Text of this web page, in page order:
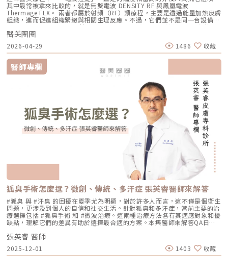
失。建議選擇成分單純、無香精與酒精的保濕與修護產品（如玻尿酸、神經
醯胺），協助維持肌膚修復所需的穩定環境。2. 落實防曬措施術後肌膚對紫
外線較為敏感，建議使用足夠防曬係數（如 SPF30–50 以上），並搭配帽
子、陽傘等物理性防曬，以降低色素沉澱的風險。3. 避免刺激性保養於恢復
期間內，應暫停使用酸類（如果酸、水楊酸）、A醇、去角質及高刺激性美
白產品。實際恢復時間會依療程種類與個人膚況不同，建議依照醫師指示逐
步恢復日常保養。毛孔粗大常見問題Q&A Q1：做完醫美，毛孔就可以「完
全消失」嗎？ 這是不切實際的期望喔！毛孔是皮膚正常的生理結構，不可
能完全消失不見。醫美療程的目標是讓變大、變形毛孔「縮小、變淺」，讓
肌膚在視覺上達到平滑、細緻的效果，也就是俗稱的「水煮蛋肌」狀態。
Q2：打雷射縮毛孔，皮膚會不會越打越薄？ 正確的雷射治療不但不會讓皮
膚變薄，反而會因為刺激真皮層膠原蛋白新生，讓肌膚變得更厚實、更有彈
性！但前提是「間隔時間要充足」且「能量掌控得當」，過度頻繁的施打才
有可能破壞皮膚屏障。Q3：改善毛孔粗大，通常需要打幾次才有效？ 醫美
不是變魔術，通常需要一個「療程」的規劃。以皮秒雷射或微針電波為例，
通常會建議進行 3~5 次（每次間隔約 4~6 週）為一個完整療程。不過，多
數人在第 2 次治療後，就會感覺到上妝變得服貼、出油量減少的明顯變化
了。Q4：我是容易泛紅的敏感肌或酒糟肌，也能做醫美縮毛孔嗎？需經醫
師審慎評估。敏感肌或酒糟肌因皮膚屏障較脆弱，若在發炎尚未穩定的情況
下進行高能量雷射，可能增加泛紅加劇或刺激反應的風險。因此治療重點通
常會先放在「穩定膚況與降低發炎反應」，並依個別狀況調整可能的誘發因
素。待肌膚穩定後，再由醫師評估選擇較溫和的療程，例如微針類療程或能
量可精準控制的微針電波，以循序漸進方式改善毛孔粗大與膚質細緻度。
Q5：我平常有在擦酸類或A醇縮毛孔，做醫美前後需要停用嗎？建議暫停使
用，但實際時間需依療程種類與個人膚況調整。酸類（如果酸、水楊酸）與
A醇會促進角質代謝，可能在療程前後增加肌膚敏感度，使刺激反應（如泛
紅、乾燥）加劇，並提高色素沉澱的風險。一般常見建議為：療程前約3–7
天暫停使用，術後約1–2週再視肌膚修復狀況逐步恢復。但實際仍應依醫師
評估為準。在停用期間，建議以溫和清潔、加強保濕與修護（如玻尿酸、神
經醯胺等），並落實防曬措施，協助肌膚穩定修復。擺脫毛孔焦慮，找回平
滑自信肌對抗毛孔粗大是一場長期抗戰，它需要你改變不良的生活習慣、建
立正確的居家保養觀念，並適時借助醫美科技的強大力量來突破瓶頸。現在
的醫美技術已經能為各種膚況提供客製化的解決方案，如果不確定自己到底
是屬於哪一種毛孔類型，或者不知道該從哪一個療程下手，建議直接安排時
間到專業的醫美診所進行諮詢。透過醫師的專業評估，甚至搭配高階的肌膚
檢測儀器，才能為你規劃出最精準、最不走冤枉路的縮毛孔計畫！★溫馨提
護與機械式震動相結合的方式，讓斑點代謝更有感，也讓治療成果更直觀。
誰適合做 Reepot？讓你一眼就能找到自己的定位Reepot 特別適合以下肌
膚需求： 曬斑、雀斑、老人斑、顴骨母斑 膚色暗沉不均，看起來不夠乾淨
或偏敏感，不敢嘗試侵略性太高的治療Reepot AI時光雷射的效果：一次能
改善什麼？以下為臨床上常見改善情況（效果因個人皮膚而異）： 斑點淡
化明顯 膚色提亮、均勻度提升 老人斑變淡、邊界變柔和 妝感變乾淨，妝更
貼更亮 肌膚質地有細緻感Reepot 術後恢復期與照護指南Reepot 最大優勢
之一就是修復期短。常見反應淡淡泛紅：1–3 天斑點結痂／色素加深：3–7
天代謝期：1–2 週術前事項1. 治療部位若有傷口、感染或過敏發炎需等肌膚
恢復後再施作。2. 有心律調節器、光敏感或慢性疾病者需由醫師評估安全
性。3. 孕婦、哺乳者與近期使用光敏藥物者不建議進行光電療程。4. 三個
月內做過深層換膚或磨皮者需與醫師確認治療時機。5. 術前請避免日曬並停
止酸類、去角質與刺激性保養品。這些都有助於減少反黑。術後照護1. 人工
皮需連續貼著約 14 天且不可自行撕除。2. 若人工皮翹起或濕潤可加貼更大
片人工皮加強固定。3. 術後兩週內避免三溫暖、蒸氣、劇烈流汗與飲酒。4.
請按時回診由專業人員移除人工皮並檢查膚況。5. 如出現紅腫、刺癢或滲出
應立即聯絡診所處理。6. 色素代謝期間避免使用磨砂、卸妝棉與去角質產
品。7. 修復期需加強保濕並確實做好防曬。Reepot 的優勢到底在哪？與傳
準 舒適度 熱感明顯，需敷麻 即時冷卻系統，可不需敷麻 反黑風險 較高 較
理多種斑點 療程次數 修復期 可能需多次，修復期較長 單次有感改善、修復
期更短 適合性 適合多數色斑但風險略高 適合希望快速、低風險改善的族群
Reepot AI時光雷射禁忌症以下情況在接受 Reepot 治療時需特別注意，需
由醫療人員審慎評估：1. 具有光敏感體質或正在使用感光藥物者若皮膚對光
線反應特別強烈，或正在使用會增加光敏性的藥物，治療後發生刺激或色素
反應的風險較高。2. 三個月內曾使用口服 A 酸A 酸會影響皮膚角質更新與
修復速度，使治療後的反應加劇，因此仿單建議需完全停藥至少三個月。3.
最近三到六個月內接受過填補注射包括玻尿酸、洢蓮絲、舒顏萃等填充劑，
為避免能量影響填充物穩定性，需由醫療人員評估治療時機。4. 三個月內接
受過磨皮或其他侵入性治療若表皮尚未完全恢復，過早進行雷射可能造成過
度刺激或延長恢復期。5. 懷孕與哺乳期間仿單中明確列為需避免的狀況，主
要基於安全性與荷爾蒙變動的不確定性雖然非侵入性，但仍建議暫緩治療。
效。不同部位需要不同探頭、不同深度與不同發數，醫師必須依照臉型、脂
肪厚度、骨架與皮膚狀況去規劃。打錯層次、能量過高或發數不合適，都可
能影響效果與安全性。電波、音波、傳統拉皮手術差異表 項目 電波拉提 音
波拉提 傳統拉皮手術 療程原理 使用RF射頻能量，透過熱能刺激膠原蛋白收
縮與新生 使用聚焦式超音波能量，將熱能聚焦到特定深度，刺激組織收縮
與膠原蛋白新生 透過外科手術方式，移除多餘皮膚，並重新拉提、固定鬆
弛組織 作用方向 偏向皮膚緊緻、細紋、膚質與鬆弛感改善 偏向深層支撐、
輪廓拉提、下顎線與嘴邊肉改善 偏向明顯鬆弛、下垂組織與多餘皮膚的結
構性改善 常見作用層次 真皮層、皮下組織，依儀器與能量設定不同 真皮
層、皮下組織、筋膜層等不同深度，依探頭與機型不同 皮膚、皮下組織、
肉、下顎線模糊、臉部下垂感 改善明顯鬆弛、下垂與多餘皮膚，拉提幅度
通常較明顯 適合對象 皮膚開始鬆、細紋變多、毛孔或膚質變粗、想讓臉看
起來更緊緻的人 輪廓開始下垂、嘴邊肉明顯、下顎線不清楚、下半臉變重
型、能量與個人耐受度，可能不需麻醉或搭配舒緩方式 通常需要局部麻
上，依手術範圍與複雜度不同 修復期 多數人修復期短，可能有暫時泛紅、
長，可能有腫脹、瘀青、傷口照護與拆線需求 效果出現時間 部分人術後先
有緊實感，完整效果通常隨膠原蛋白新生逐漸出現 部分人術後有緊繃感，
拉提效果通常會在數週至數月逐漸明顯 術後消腫後逐漸看出效果，完整自
然度需等待恢復期 維持時間 約1年至1年半以上，依個人體質、老化速度與
保養而定 約1年至1年半以上，依個人體質、發數、能量與保養而定 通常可
維持數年，但仍會隨年齡與老化速度改變 優點 非侵入式、修復期短、膚質
與緊緻感改善自然 非侵入式、修復期短、對輪廓線與深層支撐較有針對性
拉提幅度通常較明顯，適合較嚴重鬆弛者 限制 對非常明顯的下垂或多餘皮
膚，改善幅度有限 對膚質、毛孔、細紋的改善不一定比電波明顯 需開刀、
強，要問哪個適合你很多人會問：「電波跟音波哪個效果比較好？」但這個
問題其實很容易問錯方向。因為電波和音波不是同一種東西，它們就像健身
其中最常被拿來比較的，就是無雙電波 DENSITY RF 與鳳凰電波
Thermage FLX。 兩者都屬於射頻（RF）類療程，主要是透過能量加熱皮膚
組織，進而促進組織緊緻與相關生理反應。不過，它們並不是同一台設備，
也不只是名稱不同而已。 簡單來說： 鳳凰電波較常被用於輪廓緊緻與拉提
需求，屬於單極射頻應用的代表療程； 無雙電波則為結合單極與雙極射頻
的複合式電波療程，常被用於同時兼顧緊緻與膚質改善。 根據原廠資料，
Thermage 為非侵入式射頻療程，可應用於肌膚緊緻與平滑需求；而
DENSITY 則採用單極與雙極射頻能量，可作用於不同皮膚層次。 這也是為
什麼許多人在選擇療程時會產生疑問： 我需要的是「輪廓拉提」，還是
「膚質細緻」？ 我適合鳳凰電波，還是無雙電波？ 兩者是否可以搭配施
作？ 以下將用較好理解的方式，帶你一次釐清兩者差異。什麼是鳳凰電波
Thermage FLX？鳳凰電波的正式名稱是 Thermage FLX，為台灣索塔
SoltaTaiwan Limited旗下的射頻設備。根據台灣原廠資料，Thermage
FLX 採用單極電容耦合射頻技術。所謂「電容耦合」，簡單來說就是能量透
過皮膚表面傳導進入皮膚內部，無需破壞皮膚結構。它的特色是「單極電
波」。是能將熱能傳遞到較深層的皮膚組織，形成較廣泛的容積式加熱。一
般民眾常聽到的「電波拉提」、「緊緻輪廓」、「改善鬆弛」，多半就是從
這類療程概念延伸而來。由於屬於非侵入式，不需要手術或注射，且通常恢
復期較短；效果可能在療程後逐漸顯現，並隨著時間持續變化。鳳凰電波適
合施打族群鳳凰電波比較常被期待用在以下需求： 臉部鬆弛感 下顎線不清
楚 嘴邊肉或輪廓線變模糊 眼周細紋與鬆弛 身體局部肌膚鬆弛 常被作為年度
型保養選項之一不過要特別注意，任何非侵入式儀器療程都不是拉皮手術，
也不是填充療程。它比較適合用來改善輕度到中度鬆弛，若已經有明顯皮膚
下垂、脂肪位移或組織支撐不足，仍需要由專業醫師評估是否需搭配其他療
程。什麼是DENSITY RF無雙電波 ？無雙電波的英文名稱為 DENSITY，由
Jeisys Medical 推出。根據 DENSITY 官方資料，這套系統使用單極與雙極
高頻能量，可將能量傳遞到淺層與深層皮膚組織。它和傳統單一電波不同的
地方，在於它主打「單極 + 雙極」的複合式能量設計。單極偏向較深層作
用，雙極則偏向較表層、較集中，因此在療程定位上，無雙電波常被形容為
兼顧： 深層緊緻 淺層膚質 細紋改善 毛孔與光澤感 整體肌膚精緻度
DENSITY 採用 sequential monopolar + bipolar RF，也就是序列式單極
與雙極射頻能量，並搭配冷卻與即時阻抗校準等設計。無雙電波適合施打族
群無雙電波常被期待用在以下族群： 臉沒有嚴重鬆弛，但開始覺得輪廓不
夠緊 膚質變粗、毛孔變明顯 乾燥細紋、光澤感下降 想做電波，但怕疼痛感
太強 想要自然型、精緻型保養 希望同時處理緊緻與膚質所以如果說鳳凰電
波比較偏「輪廓拉提主力」，無雙電波就比較像「緊緻 + 膚質管理」的複合
醫美圈圈
2026-04-29 1486 收藏
醫師專欄
狐臭手術怎麼選？微創、傳統、多汗症 張英睿醫師來解答
#狐臭 與 #汗臭 的困擾在夏季尤為明顯，對於許多人而言，這不僅是個衛生
問題，更涉及到個人的自信和社交生活。針對狐臭和多汗症，當前主要的治
療選擇包括 #狐臭手術 和 #微波治療。這兩種治療方法各有其適應對象和優
缺點，理解它們的差異有助於選擇最合適的方案。本集醫師來解答QA日常
生活中該如何減少體味產生？重點摘要：00:00 開場00:05 微創旋轉刮刀狐
臭手術與傳統狐臭手術法之比較00:40 狐臭手術治療效果如何？01:55 狐臭
和多汗我都有，但我能使用狐臭手術嗎？02:33 狐臭治療建議幾歲開始做？
03:08 微波治療後汗水會跑到其他部位嗎？04:21 日常生活中該如何減少體
味產生？張英睿皮膚專科診所官網 : http://www.skinbook.com.tw/張英
張英睿 醫師
2025-12-01 1403 收藏